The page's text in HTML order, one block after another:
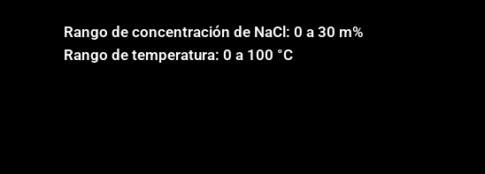
Rango de concentración de NaCl: 0 a 30 m%
Rango de temperatura: 0 a 100 °C